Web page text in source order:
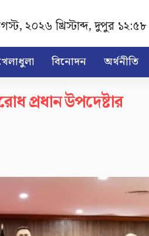
২০২৬ খ্রিস্টাব্দ,দুপুর ১২:৫৮
বিনোদন অর্থনীতি
প্রধান উপদেষ্টার